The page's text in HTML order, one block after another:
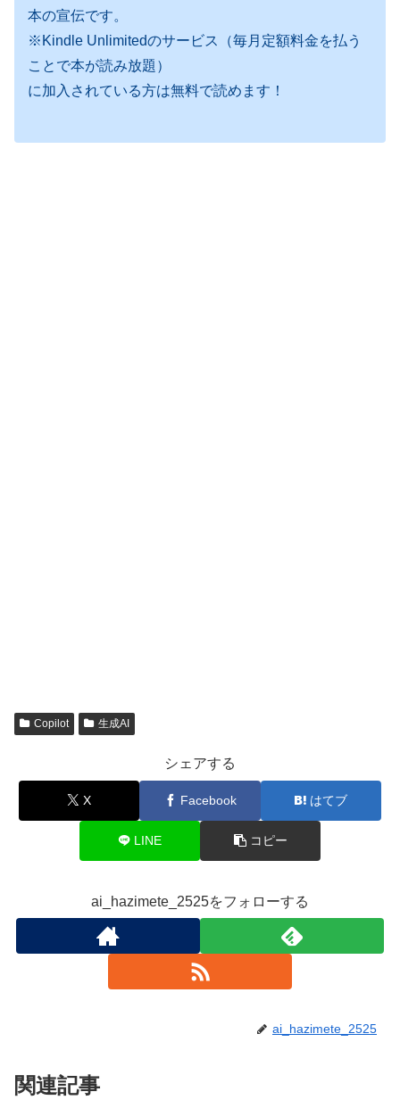
本の宣伝です。
※Kindle Unlimitedのサービス（毎月定額料金を払う
ことで本が読み放題）
に加入されている方は無料で読めます！
Copilot 生成AI
シェアする
X Facebook はてブ
LINE コピー
ai_hazimete_2525をフォローする
ai_hazimete_2525
関連記事